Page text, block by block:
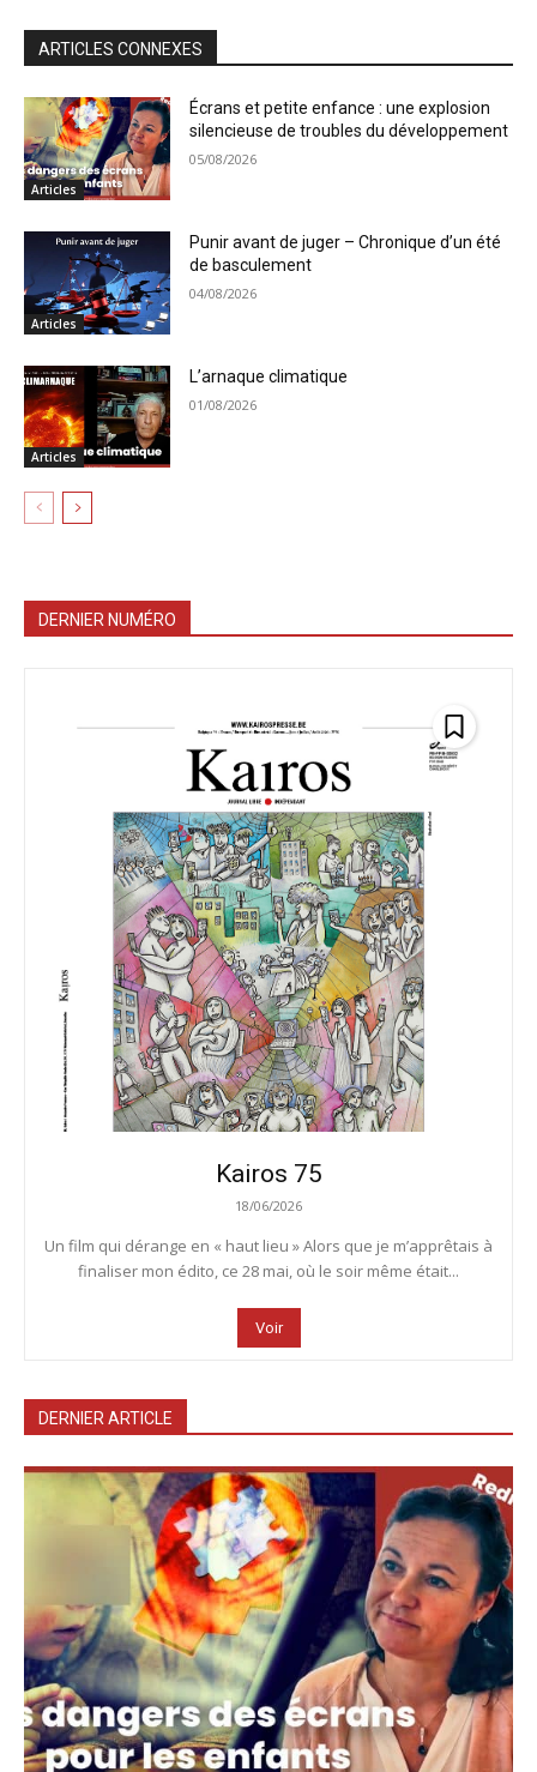
ARTICLES CONNEXES
Articles
Écrans et petite enfance : une explosion
silencieuse de troubles du développement
05/08/2026
Articles
Punir avant de juger – Chronique d’un été
de basculement
04/08/2026
Articles
L’arnaque climatique
01/08/2026
DERNIER NUMÉRO
Kairos 75
18/06/2026
Un film qui dérange en « haut lieu » Alors que je m’apprêtais à
finaliser mon édito, ce 28 mai, où le soir même était...
Voir
DERNIER ARTICLE